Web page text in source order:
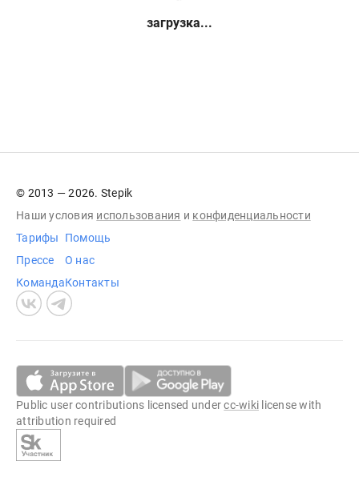
загрузка...
© 2013 — 2026. Stepik
Наши условия использования и конфиденциальности
Тарифы
Прессе
Команда
Помощь
О нас
Контакты
Public user contributions licensed undercc-wiki license with
attribution required